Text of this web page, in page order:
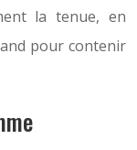
la tenue, en
pour contenir